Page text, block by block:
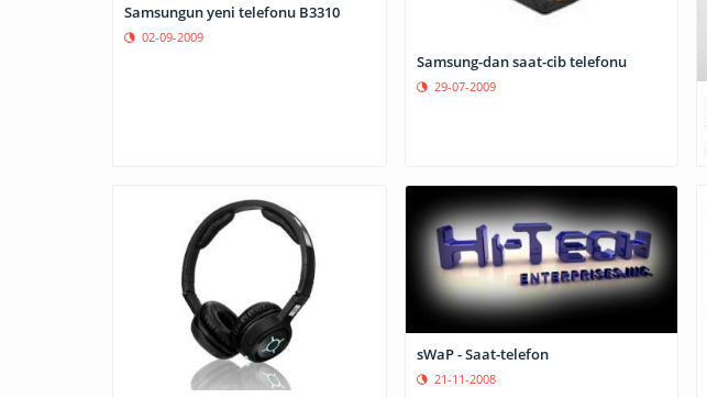
Samsungun yeni telefonu B3310
02-09-2009
Samsung-dan saat-cib telefonu
29-07-2009
sWaP - Saat-telefon
21-11-2008